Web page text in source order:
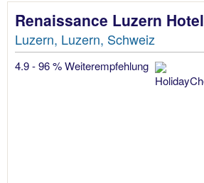
Renaissance Luzern Hotel
Luzern, Luzern, Schweiz
4.9 - 96 % Weiterempfehlung